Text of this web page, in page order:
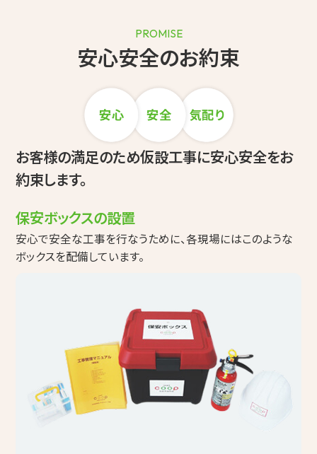
PROMISE
安心安全のお約束
お客様の満足のため仮設工事に安心安全をお
約束します。
保安ボックスの設置
安心で安全な工事を行なうために、各現場にはこのような
ボックスを配備しています。